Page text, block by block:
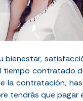
bienestar,
tiempo contratado
la contratación,
tendrás que pagar